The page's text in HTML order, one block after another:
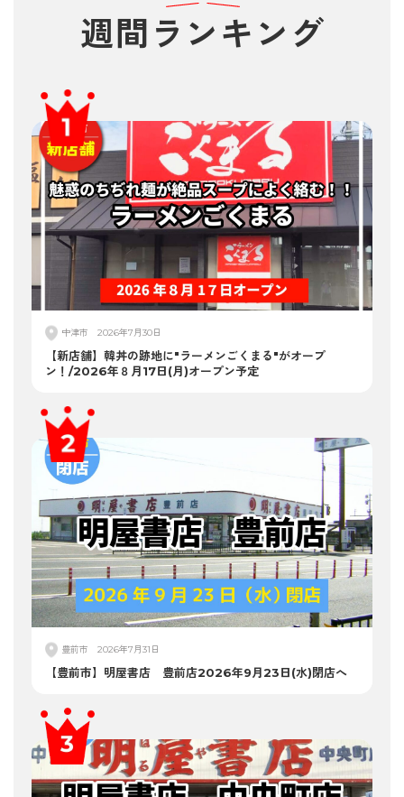
週間 ランキング
中津市 2026年7月30日
【新店舗】韓丼の跡地に"ラーメンごくまる"がオープ
ン！/2026年８月17日(月)オープン予定
豊前市 2026年7月31日
【豊前市】明屋書店 豊前店2026年9月23日(水)閉店へ